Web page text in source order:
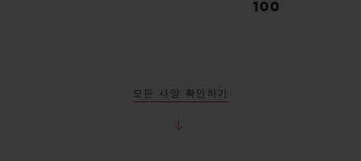
100
모든 사양 확인하기